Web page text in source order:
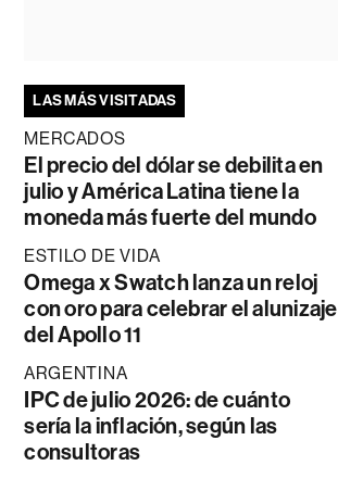
LAS MÁS VISITADAS
MERCADOS
El precio del dólar se debilita en
julio y América Latina tiene la
moneda más fuerte del mundo
ESTILO DE VIDA
Omega x Swatch lanza un reloj
con oro para celebrar el alunizaje
del Apollo 11
ARGENTINA
IPC de julio 2026: de cuánto
sería la inflación, según las
consultoras